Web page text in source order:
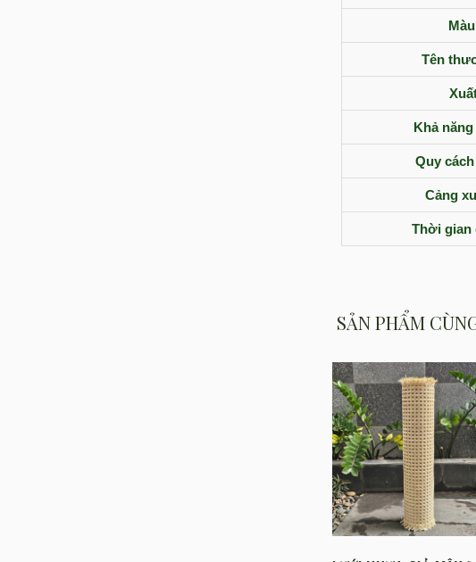
Tên
Khả
Quy
Cảng
Thời gian
SẢN PHẨM